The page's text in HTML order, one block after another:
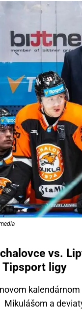
vs.
Tipsport ligy
Mikulášom a